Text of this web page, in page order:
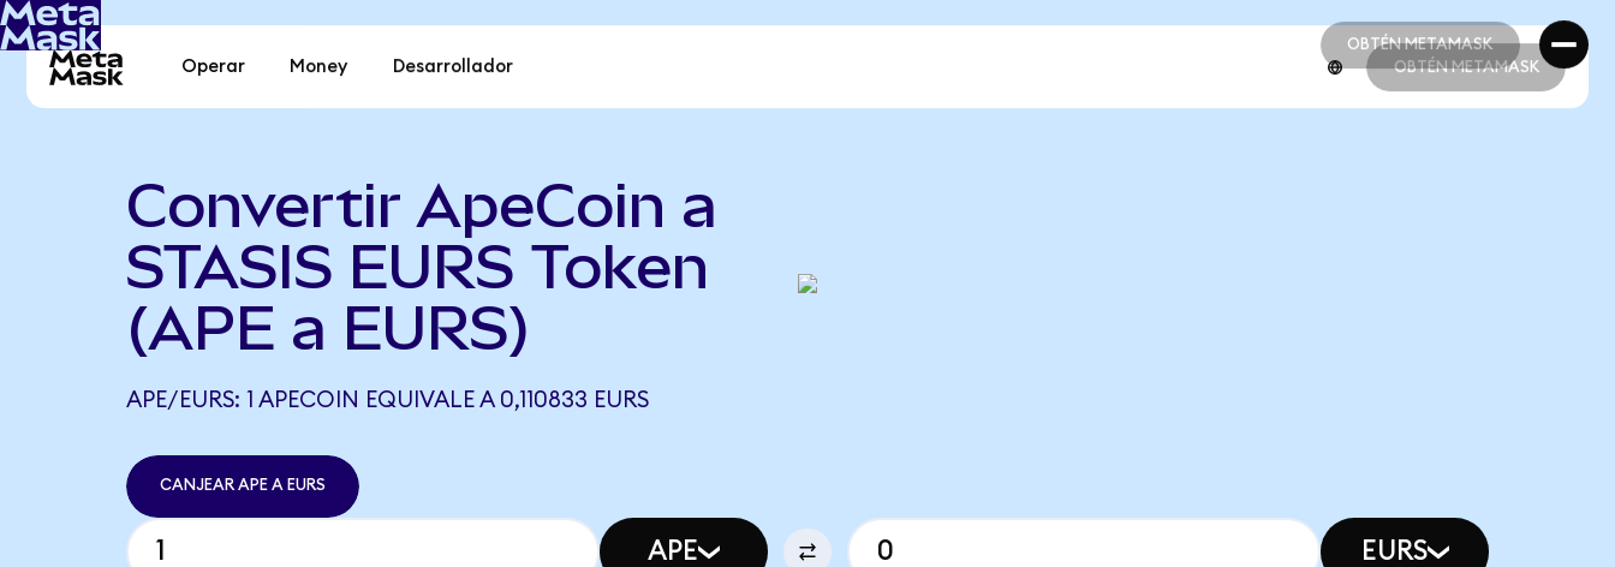
OBTÉN METAMASK
OBTÉN METAMASK
Operar Money Desarrollador OBTÉN METAMASK
Convertir ApeCoin a
STASIS EURS Token
(APE a EURS)
APE/EURS: 1 APECOIN EQUIVALE A 0,110833 EURS
CANJEAR APE A EURS
APE EURS